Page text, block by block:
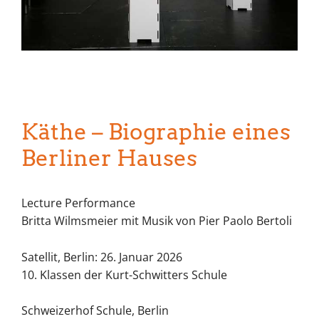
Käthe – Biographie eines
Berliner Hauses
Lecture Performance
Britta Wilmsmeier mit Musik von Pier Paolo Bertoli
Satellit, Berlin: 26. Januar 2026
10. Klassen der Kurt-Schwitters Schule
Schweizerhof Schule, Berlin